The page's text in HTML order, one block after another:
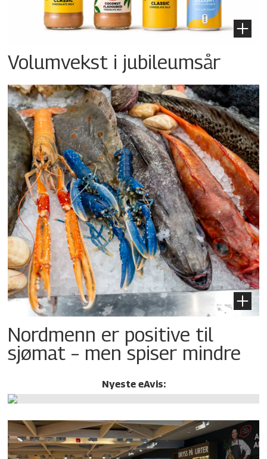
Volumvekst i jubileumsår
Nordmenn er positive til
sjømat – men spiser mindre
Nyeste eAvis: